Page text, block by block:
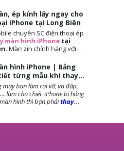
ép kính lấy ngay cho
iPhone tại Long Biên
chuyên SC điện thoại ép
màn hình iPhone tại
Màn zin chính hãng với
lấy ngay sau 10-15 phút.
hành tốt nhất tới khách
cường lực full màn, tặng
phí vệ sinh máy.
hình iPhone | Bảng
từng mẫu khi thay
may bạn làm rơi vỡ, va đập,
làm cho chiếc iPhone bị hỏng
hình thì bạn phảithay
Bài viết dưới đây,Hanoi